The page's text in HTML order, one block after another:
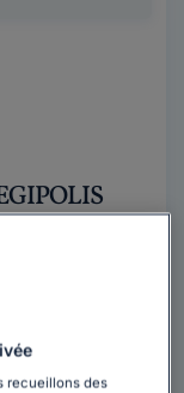
recueillons des